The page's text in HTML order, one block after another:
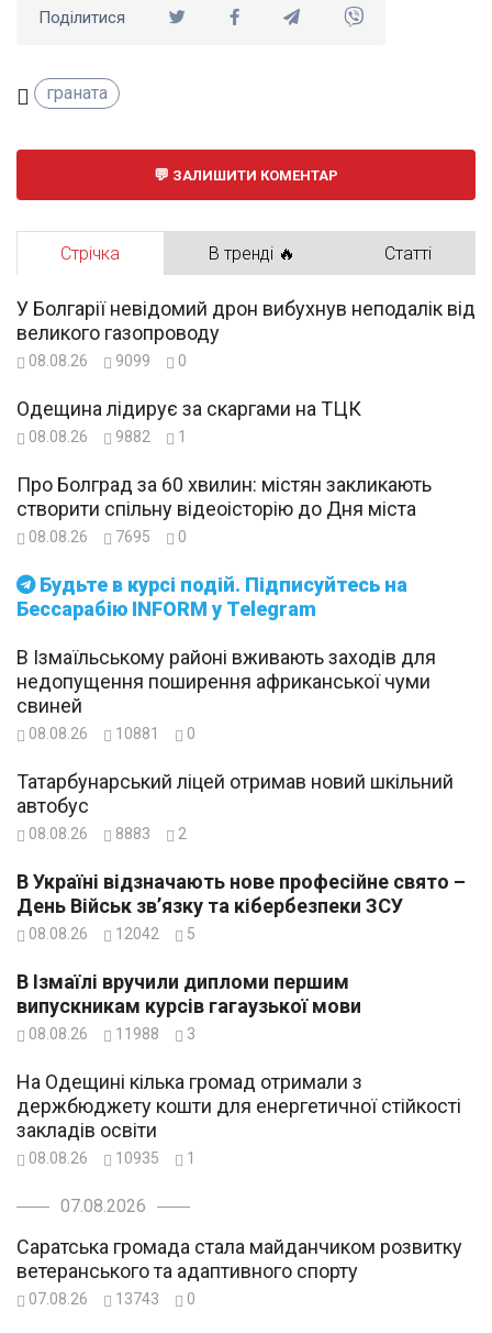
Поділитися
граната
ЗАЛИШИТИ КОМЕНТАР
Стрічка В тренді 🔥 Статті
Будьте в курсі подій. Підписуйтесь на
Бессарабію INFORM у Telegram
У Болгарії невідомий дрон вибухнув неподалік від
великого газопроводу
08.08.26 9099 0
Одещина лідирує за скаргами на ТЦК
08.08.26 9882 1
Про Болград за 60 хвилин: містян закликають
створити спільну відеоісторію до Дня міста
08.08.26 7695 0
В Ізмаїльському районі вживають заходів для
недопущення поширення африканської чуми
свиней
08.08.26 10881 0
Татарбунарський ліцей отримав новий шкільний
автобус
08.08.26 8883 2
В Україні відзначають нове професійне свято –
День Військ зв’язку та кібербезпеки ЗСУ
08.08.26 12042 5
В Ізмаїлі вручили дипломи першим
випускникам курсів гагаузької мови
08.08.26 11988 3
На Одещині кілька громад отримали з
держбюджету кошти для енергетичної стійкості
закладів освіти
08.08.26 10935 1
07.08.2026
Саратська громада стала майданчиком розвитку
ветеранського та адаптивного спорту
07.08.26 13743 0